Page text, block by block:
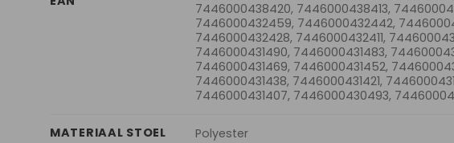
7446000438420, 7446000438413,
7446000432459, 7446000432442,
7446000432428, 7446000432411,
7446000431490, 7446000431483,
7446000431469, 7446000431452,
7446000431438, 7446000431421,
7446000431407, 7446000430493,
MATERIAAL STOEL Polyester